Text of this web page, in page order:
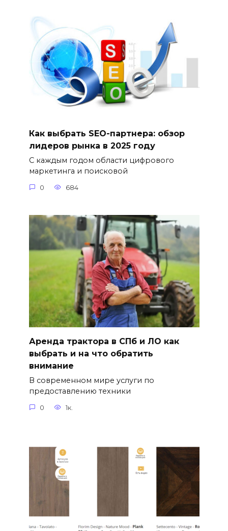
Как выбрать SEO-партнера: обзор
лидеров рынка в 2025 году
С каждым годом области цифрового
маркетинга и поисковой
0 684
Аренда трактора в СПб и ЛО как
выбрать и на что обратить
внимание
В современном мире услуги по
предоставлению техники
0 1к.